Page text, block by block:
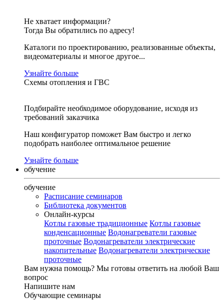
Не хватает информации?
Тогда Вы обратились по адресу!
Каталоги по проектированию, реализованные объекты,
видеоматериалы и многое другое...
Узнайте больше
Схемы отопления и ГВС
Подбирайте необходимое оборудование, исходя из
требований заказчика
Наш конфигуратор поможет Вам быстро и легко
подобрать наиболее оптимальное решение
Узнайте больше
обучение
обучение
Расписание семинаров
Библиотека документов
Онлайн-курсы
Котлы газовые традиционные Котлы газовые
конденсационные Водонагреватели газовые
проточные Водонагреватели электрические
накопительные Водонагреватели электрические
проточные
Вам нужна помощь? Мы готовы ответить на любой Ваш
вопрос
Напишите нам
Обучающие семинары